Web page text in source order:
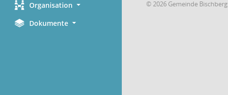
Organisation
Dokumente
© 2026 Gemeinde Bischberg